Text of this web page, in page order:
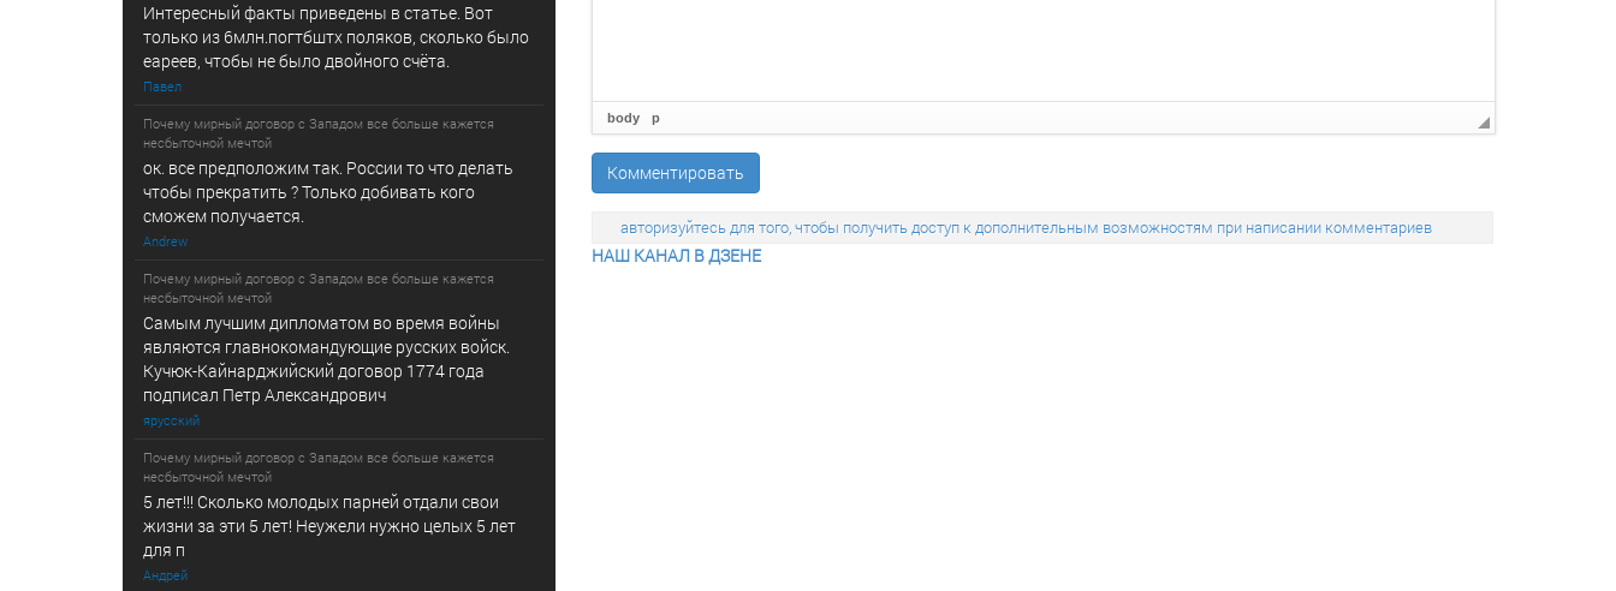
Интересный факты приведены в статье. Вот
только из 6млн.погтбштх поляков, сколько было
еареев, чтобы не было двойного счёта.
Павел
Почему мирный договор с Западом все больше кажется
несбыточной мечтой
ок. все предположим так. России то что делать
чтобы прекратить ? Только добивать кого
сможем получается.
Andrew
Почему мирный договор с Западом все больше кажется
несбыточной мечтой
Самым лучшим дипломатом во время войны
являются главнокомандующие русских войск.
Кучюк-Кайнарджийский договор 1774 года
подписал Петр Александрович
ярусский
Почему мирный договор с Западом все больше кажется
несбыточной мечтой
5 лет!!! Сколько молодых парней отдали свои
жизни за эти 5 лет! Неужели нужно целых 5 лет
для п
Андрей
body p
Комментировать
авторизуйтесь для того, чтобы получить доступ к дополнительным возможностям при написании комментариев
НАШ КАНАЛ В ДЗЕНЕ